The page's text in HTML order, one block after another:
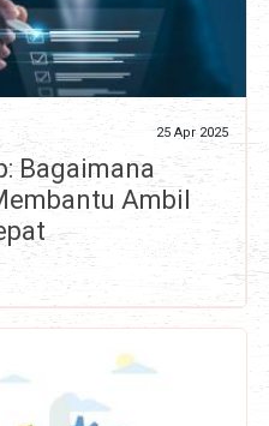
25 Apr 2025
Bagaimana
Ambil